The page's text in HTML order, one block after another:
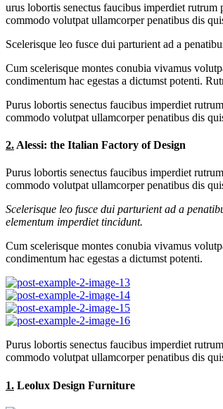
urus lobortis senectus faucibus imperdiet
commodo volutpat ullamcorper penatibus dis
Scelerisque leo fusce dui parturient ad a
Cum scelerisque montes conubia vivamus
condimentum hac egestas a dictumst potenti.
Purus lobortis senectus faucibus imperdiet
commodo volutpat ullamcorper penatibus dis
2. Alessi: the Italian Factory of Design
Purus lobortis senectus faucibus imperdiet
commodo volutpat ullamcorper penatibus dis
Scelerisque leo fusce dui parturient ad a
elementum imperdiet tincidunt.
Cum scelerisque montes conubia vivamus
condimentum hac egestas a dictumst potenti.
Purus lobortis senectus faucibus imperdiet
commodo volutpat ullamcorper penatibus dis
1. Leolux Design Furniture